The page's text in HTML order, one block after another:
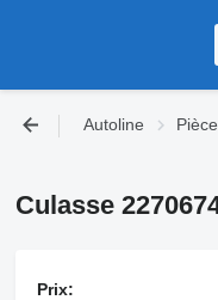
Autoline
Culasse
Prix: